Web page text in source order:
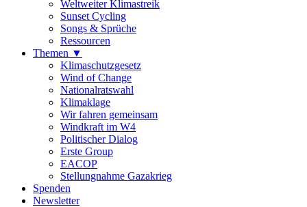
Weltweiter Klimastreik
Sunset Cycling
Songs & Sprüche
Ressourcen
Themen ▼
Klimaschutzgesetz
Wind of Change
Nationalratswahl
Klimaklage
Wir fahren gemeinsam
Windkraft im W4
Politischer Dialog
Erste Group
EACOP
Stellungnahme Gazakrieg
Spenden
Newsletter